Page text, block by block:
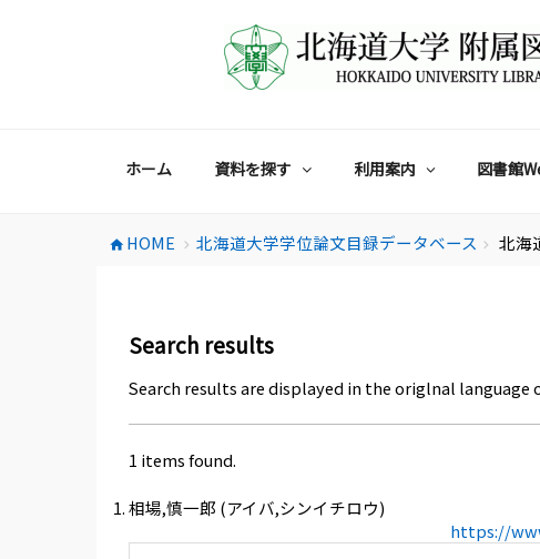
ホーム 資料を探す 利用案内 図書館
home HOME chevron_right 北海道大学学位論文目録データベース chevron_right 北海
Search results
Search results are displayed in the origlnal language
1 items found.
相場,慎一郎 (アイバ,シンイチロウ)
https://